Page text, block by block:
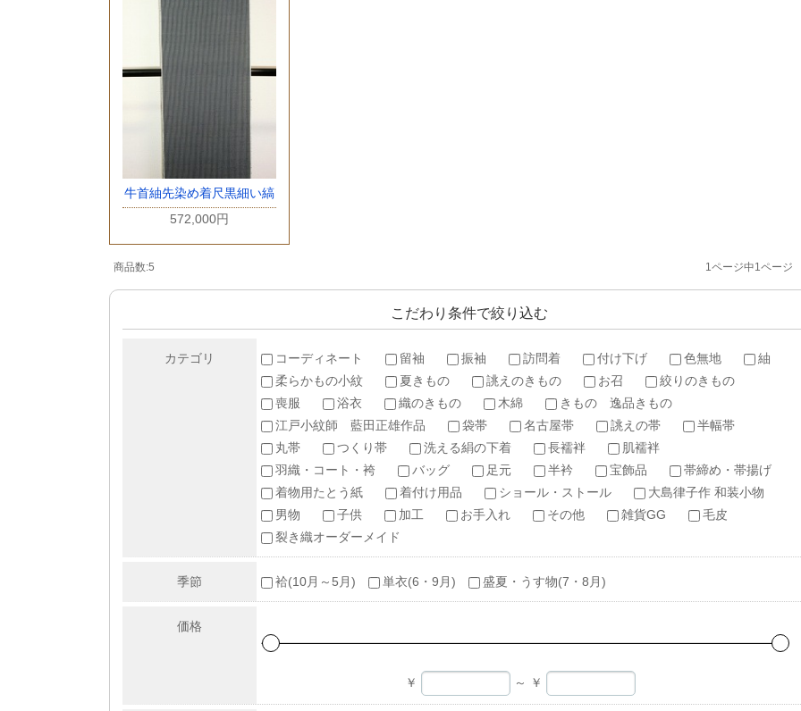
牛首紬先染め着尺黒細い縞
572,000円
商品数:5 1ページ中1ページ
こだわり条件で絞り込む
カテゴリ コーディネート 留袖 振袖 訪問着 付け下げ 色無地
紬
柔らかもの小紋
夏きもの 誂えのきもの お召
絞りのきもの
喪服
浴衣 織のきもの 木綿
きもの 逸品きもの
江戸小紋師 藍田正雄作品
袋帯 名古屋帯 誂えの帯
半幅帯
丸帯
つくり帯 洗える絹の下着 長襦袢
肌襦袢
羽織・コート・袴
バッグ 足元 半衿 宝飾品
帯締め・帯揚げ
着物用たとう紙
着付け用品 ショール・ストール
大島律子作 和装小物
男物
子供 加工 お手入れ その他 雑貨GG
毛皮
裂き織オーダーメイド
季節 袷(10月～5月) 単衣(6・9月) 盛夏・うす物(7・8月)
価格
￥ ～ ￥